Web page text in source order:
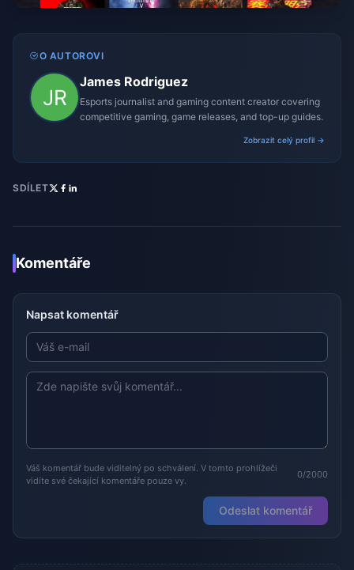
O AUTOROVI
James Rodriguez
Esports journalist and gaming content creator covering
competitive gaming, game releases, and top-up guides.
Zobrazit celý profil →
SDÍLET
Komentáře
Napsat komentář
Váš komentář bude viditelný po schválení. V tomto prohlížeči
vidíte své čekající komentáře pouze vy.
0/2000
Odeslat komentář